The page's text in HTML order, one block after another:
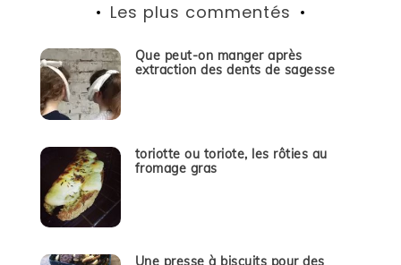
Les plus commentés
Que peut-on manger après
extraction des dents de sagesse
toriotte ou toriote, les rôties au
fromage gras
Une presse à biscuits pour des